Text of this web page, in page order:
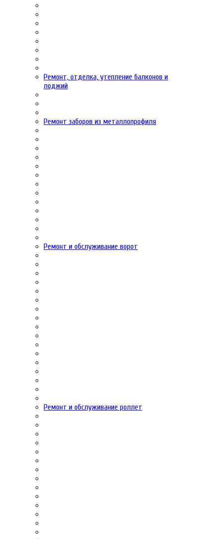
Ремонт, отделка, утепление балконов и
лоджий
Ремонт заборов из металлопрофиля
Ремонт и обслуживание ворот
Ремонт и обслуживание роллет